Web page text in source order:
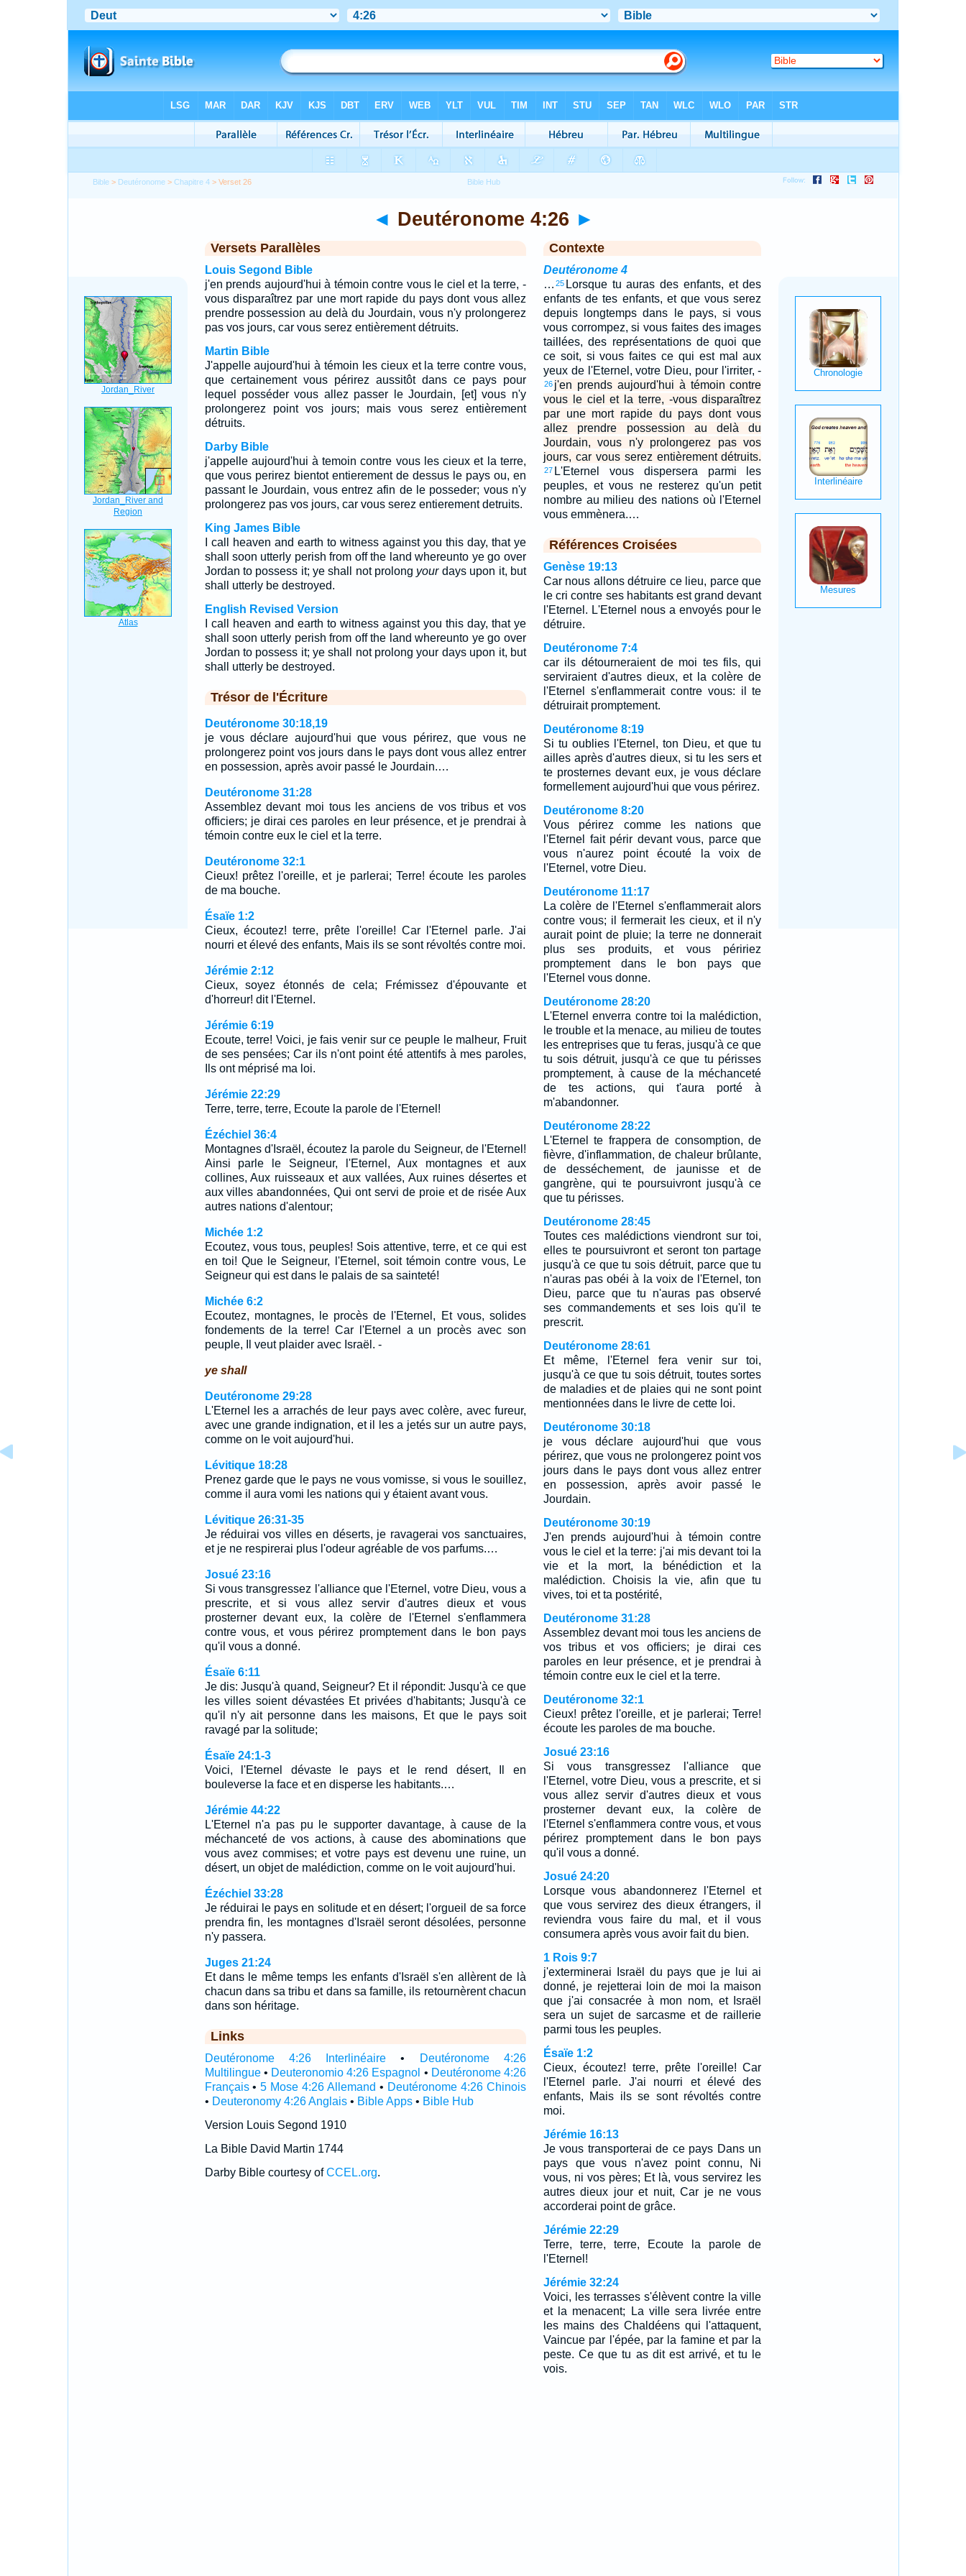
Bible > Deutéronome >Chapitre 4 > Verset 26
◄ Deutéronome 4:26 ►
Versets Parallèles
Louis Segond Bible
j'en prends aujourd'hui à témoin contre vous le ciel et la terre, -
vous disparaîtrez par une mort rapide du pays dont vous allez
prendre possession au delà du Jourdain, vous n'y prolongerez
pas vos jours, car vous serez entièrement détruits.
Martin Bible
J'appelle aujourd'hui à témoin les cieux et la terre contre vous,
que certainement vous périrez aussitôt dans ce pays pour
lequel posséder vous allez passer le Jourdain, [et] vous n'y
prolongerez point vos jours; mais vous serez entièrement
détruits.
Darby Bible
j'appelle aujourd'hui à temoin contre vous les cieux et la terre,
que vous perirez bientot entierement de dessus le pays ou, en
passant le Jourdain, vous entrez afin de le posseder; vous n'y
prolongerez pas vos jours, car vous serez entierement detruits.
King James Bible
I call heaven and earth to witness against you this day, that ye
shall soon utterly perish from off the land whereunto ye go over
Jordan to possess it; ye shall not prolong yourdays upon it, but
shall utterly be destroyed.
English Revised Version
I call heaven and earth to witness against you this day, that ye
shall soon utterly perish from off the land whereunto ye go over
Jordan to possess it; ye shall not prolong your days upon it, but
shall utterly be destroyed.
Trésor de l'Écriture
Deutéronome 30:18,19
je vous déclare aujourd'hui que vous périrez, que vous ne
prolongerez point vos jours dans le pays dont vous allez entrer
en possession, après avoir passé le Jourdain.…
Deutéronome 31:28
Assemblez devant moi tous les anciens de vos tribus et vos
officiers; je dirai ces paroles en leur présence, et je prendrai à
témoin contre eux le ciel et la terre.
Deutéronome 32:1
Cieux! prêtez l'oreille, et je parlerai; Terre! écoute les paroles
de ma bouche.
Ésaïe 1:2
Cieux, écoutez! terre, prête l'oreille! Car l'Eternel parle. J'ai
nourri et élevé des enfants, Mais ils se sont révoltés contre moi.
Jérémie 2:12
Cieux, soyez étonnés de cela; Frémissez d'épouvante et
d'horreur! dit l'Eternel.
Jérémie 6:19
Ecoute, terre! Voici, je fais venir sur ce peuple le malheur, Fruit
de ses pensées; Car ils n'ont point été attentifs à mes paroles,
Ils ont méprisé ma loi.
Jérémie 22:29
Terre, terre, terre, Ecoute la parole de l'Eternel!
Ézéchiel 36:4
Montagnes d'Israël, écoutez la parole du Seigneur, de l'Eternel!
Ainsi parle le Seigneur, l'Eternel, Aux montagnes et aux
collines, Aux ruisseaux et aux vallées, Aux ruines désertes et
aux villes abandonnées, Qui ont servi de proie et de risée Aux
autres nations d'alentour;
Michée 1:2
Ecoutez, vous tous, peuples! Sois attentive, terre, et ce qui est
en toi! Que le Seigneur, l'Eternel, soit témoin contre vous, Le
Seigneur qui est dans le palais de sa sainteté!
Michée 6:2
Ecoutez, montagnes, le procès de l'Eternel, Et vous, solides
fondements de la terre! Car l'Eternel a un procès avec son
peuple, Il veut plaider avec Israël. -
ye shall
Deutéronome 29:28
L'Eternel les a arrachés de leur pays avec colère, avec fureur,
avec une grande indignation, et il les a jetés sur un autre pays,
comme on le voit aujourd'hui.
Lévitique 18:28
Prenez garde que le pays ne vous vomisse, si vous le souillez,
comme il aura vomi les nations qui y étaient avant vous.
Lévitique 26:31-35
Je réduirai vos villes en déserts, je ravagerai vos sanctuaires,
et je ne respirerai plus l'odeur agréable de vos parfums.…
Josué 23:16
Si vous transgressez l'alliance que l'Eternel, votre Dieu, vous a
prescrite, et si vous allez servir d'autres dieux et vous
prosterner devant eux, la colère de l'Eternel s'enflammera
contre vous, et vous périrez promptement dans le bon pays
qu'il vous a donné.
Ésaïe 6:11
Je dis: Jusqu'à quand, Seigneur? Et il répondit: Jusqu'à ce que
les villes soient dévastées Et privées d'habitants; Jusqu'à ce
qu'il n'y ait personne dans les maisons, Et que le pays soit
ravagé par la solitude;
Ésaïe 24:1-3
Voici, l'Eternel dévaste le pays et le rend désert, Il en
bouleverse la face et en disperse les habitants.…
Jérémie 44:22
L'Eternel n'a pas pu le supporter davantage, à cause de la
méchanceté de vos actions, à cause des abominations que
vous avez commises; et votre pays est devenu une ruine, un
désert, un objet de malédiction, comme on le voit aujourd'hui.
Ézéchiel 33:28
Je réduirai le pays en solitude et en désert; l'orgueil de sa force
prendra fin, les montagnes d'Israël seront désolées, personne
n'y passera.
Juges 21:24
Et dans le même temps les enfants d'Israël s'en allèrent de là
chacun dans sa tribu et dans sa famille, ils retournèrent chacun
dans son héritage.
Links
Deutéronome 4:26 Interlinéaire •
Deutéronome 4:26
Multilingue• Deuteronomio 4:26 Espagnol • Deutéronome 4:26
Français•5 Mose 4:26 Allemand • Deutéronome 4:26 Chinois
• Deuteronomy 4:26 Anglais• Bible Apps• Bible Hub
Version Louis Segond 1910
La Bible David Martin 1744
Darby Bible courtesy ofCCEL.org.
Contexte
Deutéronome 4
… 25 Lorsque tu auras des enfants, et des
enfants de tes enfants, et que vous serez
depuis longtemps dans le pays, si vous
vous corrompez, si vous faites des images
taillées, des représentations de quoi que
ce soit, si vous faites ce qui est mal aux
yeux de l'Eternel, votre Dieu, pour l'irriter, -
26 j'en prends aujourd'hui à témoin contre
vous le ciel et la terre, -vous disparaîtrez
par une mort rapide du pays dont vous
allez prendre possession au delà du
Jourdain, vous n'y prolongerez pas vos
jours, car vous serez entièrement détruits.
27 L'Eternel vous dispersera parmi les
peuples, et vous ne resterez qu'un petit
nombre au milieu des nations où l'Eternel
vous emmènera.…
Références Croisées
Genèse 19:13
Car nous allons détruire ce lieu, parce que
le cri contre ses habitants est grand devant
l'Eternel. L'Eternel nous a envoyés pour le
détruire.
Deutéronome 7:4
car ils détourneraient de moi tes fils, qui
serviraient d'autres dieux, et la colère de
l'Eternel s'enflammerait contre vous: il te
détruirait promptement.
Deutéronome 8:19
Si tu oublies l'Eternel, ton Dieu, et que tu
ailles après d'autres dieux, si tu les sers et
te prosternes devant eux, je vous déclare
formellement aujourd'hui que vous périrez.
Deutéronome 8:20
Vous périrez comme les nations que
l'Eternel fait périr devant vous, parce que
vous n'aurez point écouté la voix de
l'Eternel, votre Dieu.
Deutéronome 11:17
La colère de l'Eternel s'enflammerait alors
contre vous; il fermerait les cieux, et il n'y
aurait point de pluie; la terre ne donnerait
plus ses produits, et vous péririez
promptement dans le bon pays que
l'Eternel vous donne.
Deutéronome 28:20
L'Eternel enverra contre toi la malédiction,
le trouble et la menace, au milieu de toutes
les entreprises que tu feras, jusqu'à ce que
tu sois détruit, jusqu'à ce que tu périsses
promptement, à cause de la méchanceté
de tes actions, qui t'aura porté à
m'abandonner.
Deutéronome 28:22
L'Eternel te frappera de consomption, de
fièvre, d'inflammation, de chaleur brûlante,
de desséchement, de jaunisse et de
gangrène, qui te poursuivront jusqu'à ce
que tu périsses.
Deutéronome 28:45
Toutes ces malédictions viendront sur toi,
elles te poursuivront et seront ton partage
jusqu'à ce que tu sois détruit, parce que tu
n'auras pas obéi à la voix de l'Eternel, ton
Dieu, parce que tu n'auras pas observé
ses commandements et ses lois qu'il te
prescrit.
Deutéronome 28:61
Et même, l'Eternel fera venir sur toi,
jusqu'à ce que tu sois détruit, toutes sortes
de maladies et de plaies qui ne sont point
mentionnées dans le livre de cette loi.
Deutéronome 30:18
je vous déclare aujourd'hui que vous
périrez, que vous ne prolongerez point vos
jours dans le pays dont vous allez entrer
en possession, après avoir passé le
Jourdain.
Deutéronome 30:19
J'en prends aujourd'hui à témoin contre
vous le ciel et la terre: j'ai mis devant toi la
vie et la mort, la bénédiction et la
malédiction. Choisis la vie, afin que tu
vives, toi et ta postérité,
Deutéronome 31:28
Assemblez devant moi tous les anciens de
vos tribus et vos officiers; je dirai ces
paroles en leur présence, et je prendrai à
témoin contre eux le ciel et la terre.
Deutéronome 32:1
Cieux! prêtez l'oreille, et je parlerai; Terre!
écoute les paroles de ma bouche.
Josué 23:16
Si vous transgressez l'alliance que
l'Eternel, votre Dieu, vous a prescrite, et si
vous allez servir d'autres dieux et vous
prosterner devant eux, la colère de
l'Eternel s'enflammera contre vous, et vous
périrez promptement dans le bon pays
qu'il vous a donné.
Josué 24:20
Lorsque vous abandonnerez l'Eternel et
que vous servirez des dieux étrangers, il
reviendra vous faire du mal, et il vous
consumera après vous avoir fait du bien.
1 Rois 9:7
j'exterminerai Israël du pays que je lui ai
donné, je rejetterai loin de moi la maison
que j'ai consacrée à mon nom, et Israël
sera un sujet de sarcasme et de raillerie
parmi tous les peuples.
Ésaïe 1:2
Cieux, écoutez! terre, prête l'oreille! Car
l'Eternel parle. J'ai nourri et élevé des
enfants, Mais ils se sont révoltés contre
moi.
Jérémie 16:13
Je vous transporterai de ce pays Dans un
pays que vous n'avez point connu, Ni
vous, ni vos pères; Et là, vous servirez les
autres dieux jour et nuit, Car je ne vous
accorderai point de grâce.
Jérémie 22:29
Terre, terre, terre, Ecoute la parole de
l'Eternel!
Jérémie 32:24
Voici, les terrasses s'élèvent contre la ville
et la menacent; La ville sera livrée entre
les mains des Chaldéens qui l'attaquent,
Vaincue par l'épée, par la famine et par la
peste. Ce que tu as dit est arrivé, et tu le
vois.